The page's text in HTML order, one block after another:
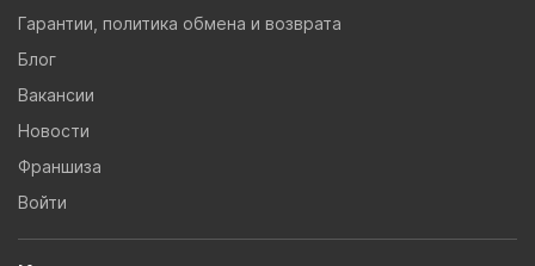
Гарантии, политика обмена и возврата
Блог
Вакансии
Новости
Франшиза
Войти